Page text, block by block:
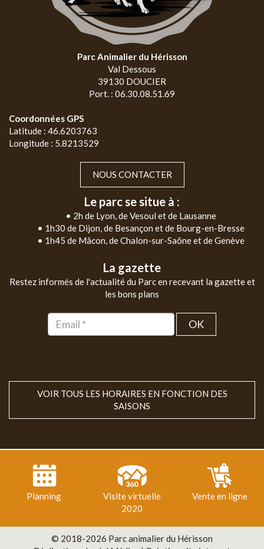
Parc Animalier du Hérisson
Val Dessous
39130 DOUCIER
Port. : 06.30.08.51.69
Coordonnées GPS
Latitude : 46.6203763
Longitude : 5.8213529
NOUS CONTACTER
Le parc se situe à :
• 2h de Lyon, de Vesoul et de Lausanne
• 1h30 de Dijon, de Besançon et de Bourg-en-Bresse
• 1h45 de Mâcon, de Chalon-sur-Saône et de Genève
La gazette
Restez informés de l'actualité du Parc en recevant la gazette et
les bons plans
OK
VOIR TOUS LES HORAIRES EN FONCTION DES
SAISONS
Planning
Visite virtuelle
2020
Vente en ligne
© 2018-2026 Parc animalier du Hérisson